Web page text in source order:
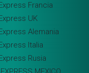
Francia
UK
Alemania
Italia
Rusia